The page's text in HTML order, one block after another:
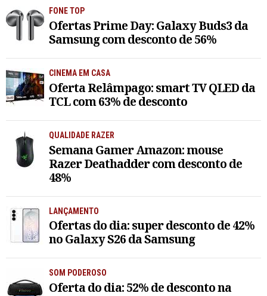
FONE TOP
Ofertas Prime Day: Galaxy Buds3 da
Samsung com desconto de 56%
CINEMA EM CASA
Oferta Relâmpago: smart TV QLED da
TCL com 63% de desconto
QUALIDADE RAZER
Semana Gamer Amazon: mouse
Razer Deathadder com desconto de
48%
LANÇAMENTO
Ofertas do dia: super desconto de 42%
no Galaxy S26 da Samsung
SOM PODEROSO
Oferta do dia: 52% de desconto na